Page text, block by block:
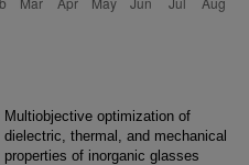
Multiobjective optimization of
dielectric, thermal, and mechanical
properties of inorganic glasses